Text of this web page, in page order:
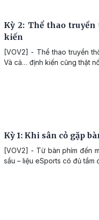
Kỳ 2: Thể thao
kiến
[VOV2] - Thể thao truyền
Và cả… định kiến cũng thật
Kỳ 1: Khi sân cỏ gặp
[VOV2] - Từ bàn phím đến
sầu – liệu eSports có đủ tầm